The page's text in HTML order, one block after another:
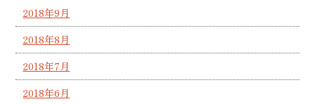
2018年9月
2018年8月
2018年7月
2018年6月